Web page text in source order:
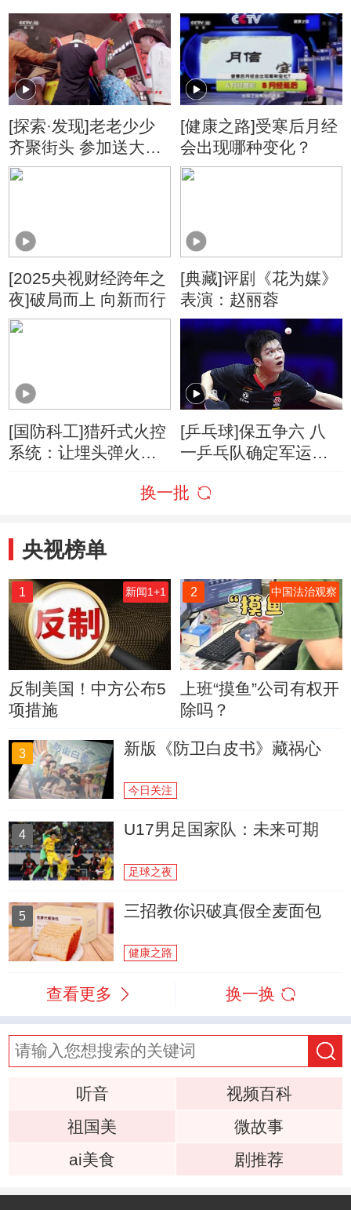
[探索·发现]老老少少
齐聚街头 参加送大暑
船盛会
[健康之路]受寒后月经
会出现哪种变化？
[2025央视财经跨年之
夜]破局而上 向新而行
[典藏]评剧《花为媒》
表演：赵丽蓉
[国防科工]猎歼式火控
系统：让埋头弹火炮
[乒乓球]保五争六 八
一乒乓队确定军运会
换一批
央视榜单
1 新闻1+1
反制美国！中方公布5
项措施
2 中国法治观察
上班“摸鱼”公司有权开
除吗？
3 新版《防卫白皮书》藏祸心
今日关注
4 U17男足国家队：未来可期
足球之夜
5 三招教你识破真假全麦面包
健康之路
查看更多 换一换
听音
视频百科
祖国美
微故事
ai美食
剧推荐